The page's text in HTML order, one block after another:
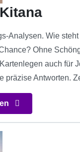
Analysen. Wie
Ohne
auch für
präzise Antworten.